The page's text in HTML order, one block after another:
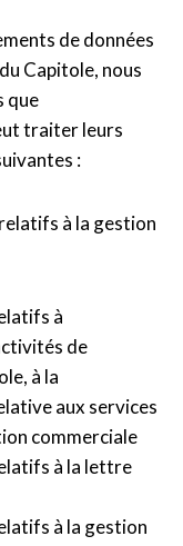
de données
Capitole, nous
que
traiter leurs
:
à la gestion
à
de
à la
aux services
commerciale
à la lettre
à la gestion